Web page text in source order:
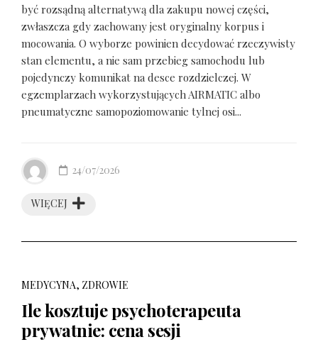
być rozsądną alternatywą dla zakupu nowej części,
zwłaszcza gdy zachowany jest oryginalny korpus i
mocowania. O wyborze powinien decydować rzeczywisty
stan elementu, a nie sam przebieg samochodu lub
pojedynczy komunikat na desce rozdzielczej. W
egzemplarzach wykorzystujących AIRMATIC albo
pneumatyczne samopoziomowanie tylnej osi...
WIĘCEJ
24/07/2026
MEDYCYNA, ZDROWIE
Ile kosztuje psychoterapeuta
prywatnie: cena sesji